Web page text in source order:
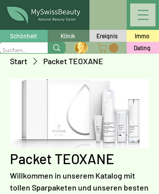
Schönheit Klinik Ereignis
Immo
Dating
Start Packet TEOXANE
Packet TEOXANE
Willkommen in unserem Katalog mit
tollen Sparpaketen und unseren besten